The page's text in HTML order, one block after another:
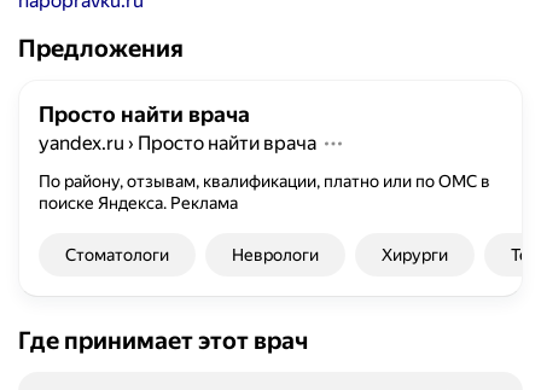
Предложения
Просто найти врача
yandex.ru › Просто найти врача
По району, отзывам, квалификации, платно или по ОМС в
поиске Яндекса. Реклама
Стоматологи Неврологи Хирурги
Где принимает этот врач